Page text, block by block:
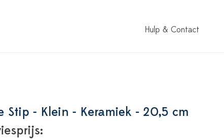
Hulp & Contact
Stip - Klein - Keramiek - 20,5 cm